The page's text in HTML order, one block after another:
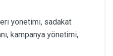
yönetimi, sadakat
kampanya yönetimi,